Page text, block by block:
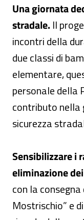
Una giornata
stradale. Il
incontri della
due classi di
elementare,
personale della
contributo
sicurezza
Sensibilizzare i
eliminazione
con la
Mostrischio” e